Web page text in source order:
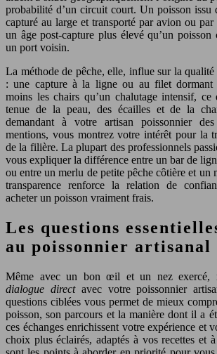
probabilité d’un circuit court. Un poisson issu
capturé au large et transporté par avion ou par
un âge post-capture plus élevé qu’un poisson
un port voisin.
La méthode de pêche, elle, influe sur la
: une capture à la ligne ou au filet dormant
moins les chairs qu’un chalutage intensif, ce
tenue de la peau, des écailles et de la
demandant à votre artisan poissonnier
mentions, vous montrez votre intérêt pour la
de la filière. La plupart des professionnels
vous expliquer la différence entre un bar de
ou entre un merlu de petite pêche côtière et un
transparence renforce la relation de
acheter un poisson vraiment frais.
Les questions
au poissonnier artisanal
Même avec un bon œil et un nez exercé,
dialogue directavec votre poissonnier
questions ciblées vous permet de mieux
poisson, son parcours et la manière dont il a
ces échanges enrichissent votre expérience et
choix plus éclairés, adaptés à vos recettes et